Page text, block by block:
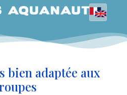
bien adaptée aux